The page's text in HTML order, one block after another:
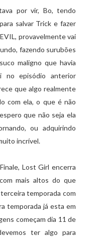
por vir, Bo, tendo
para salvar Trick e fazer
provavelmente vai
fazendo surubões
maligno que havia
no episódio anterior
que algo realmente
com ela, o que é não
que não seja ela
ou adquirindo
incrível.
Lost Girl encerra
mais altos do que
temporada com
temporada já esta em
começam dia 11 de
ter algo para